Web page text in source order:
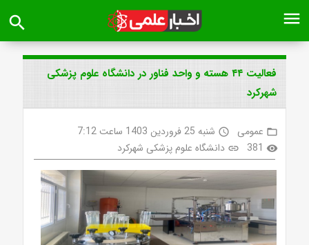
menu
search
فعالیت ۴۴ هسته و واحد فناور در دانشگاه علوم پزشکی
شهرکرد
folder_open عمومی access_time شنبه 25 فروردین 1403 ساعت 7:12
visibility
381
link دانشگاه علوم پزشکی شهرکرد